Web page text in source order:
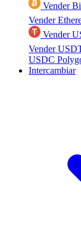
Vender
Vender
Vender
Vender
USDC
Intercambiar